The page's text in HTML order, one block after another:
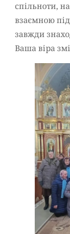
спільноти,
взаємною
завжди
Ваша віра